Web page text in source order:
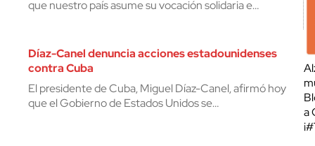
que nuestro país asume su vocación solidaria e…
Díaz-Canel denuncia acciones estadounidenses
contra Cuba
El presidente de Cuba, Miguel Díaz-Canel, afirmó hoy
que el Gobierno de Estados Unidos se…
a